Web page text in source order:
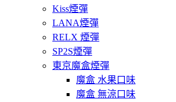
Kiss煙彈
LANA煙彈
RELX 煙彈
SP2S煙彈
東京魔盒煙彈
魔盒 水果口味
魔盒 無涼口味